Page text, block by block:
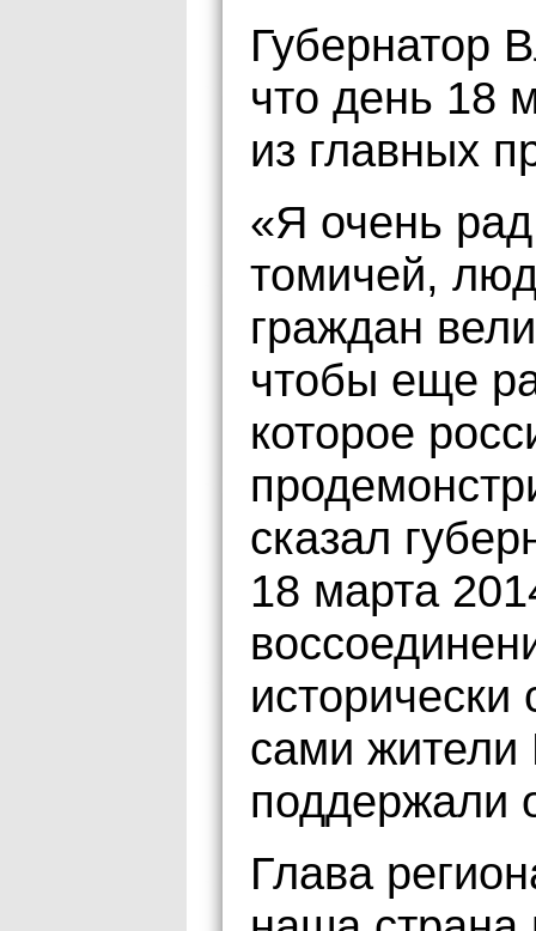
Губернатор
что день 18
из главных
«Я очень рад
томичей,
граждан
чтобы еще
которое
сказал
18 марта
сами
поддержали
Глава